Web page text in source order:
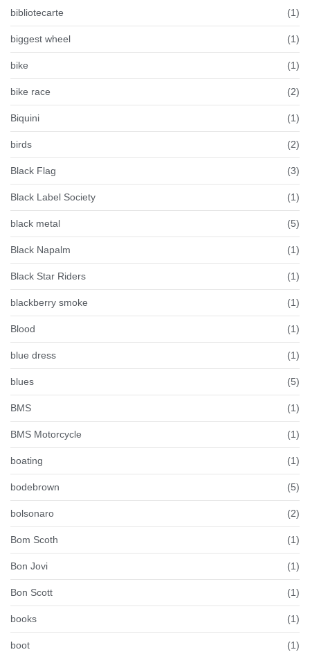
bibliotecarte (1)
biggest wheel (1)
bike (1)
bike race (2)
Biquini (1)
birds (2)
Black Flag (3)
Black Label Society (1)
black metal (5)
Black Napalm (1)
Black Star Riders (1)
blackberry smoke (1)
Blood (1)
blue dress (1)
blues (5)
BMS (1)
BMS Motorcycle (1)
boating (1)
bodebrown (5)
bolsonaro (2)
Bom Scoth (1)
Bon Jovi (1)
Bon Scott (1)
books (1)
boot (1)